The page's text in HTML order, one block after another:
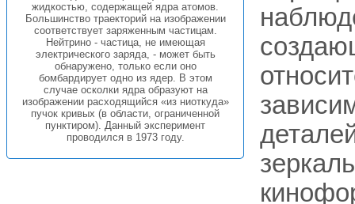
жидкостью, содержащей ядра атомов.
Большинство траекторий на изображении
соответствует заряженным частицам.
Нейтрино - частица, не имеющая
электрического заряда, - может быть
обнаружено, только если оно
бомбардирует одно из ядер. В этом
случае осколки ядра образуют на
изображении расходящийся «из ниоткуда»
пучок кривых (в области, ограниченной
пунктиром). Данный эксперимент
проводился в 1973 году.